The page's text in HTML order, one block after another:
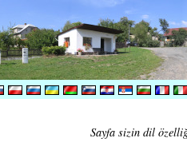
Sayfa sizin dil